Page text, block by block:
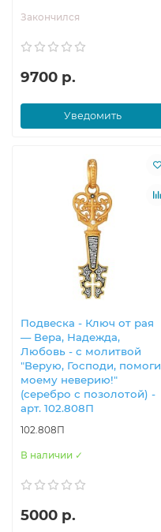
Закончился
9700 р.
Уведомить
Подвеска - Ключ от рая
— Вера, Надежда,
Любовь - с молитвой
"Верую, Господи, помоги
моему неверию!"
(серебро с позолотой) -
арт. 102.808П
102.808П
В наличии ✓
5000 р.